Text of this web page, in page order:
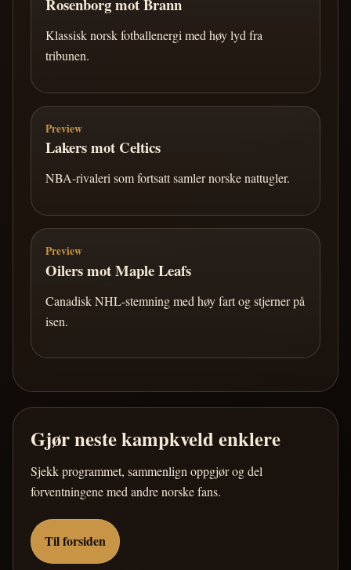
Rosenborg mot Brann
Klassisk norsk fotballenergi med høy lyd fra
tribunen.
Preview
Lakers mot Celtics
NBA-rivaleri som fortsatt samler norske nattugler.
Preview
Oilers mot Maple Leafs
Canadisk NHL-stemning med høy fart og stjerner på
isen.
Gjør neste kampkveld enklere
Sjekk programmet, sammenlign oppgjør og del
forventningene med andre norske fans.
Til forsiden